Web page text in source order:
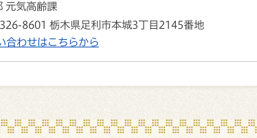
元気高齢課
8601 栃木県足利市本城3丁目2145番地
合わせはこちらから